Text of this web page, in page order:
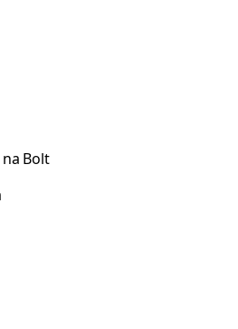
Bolt